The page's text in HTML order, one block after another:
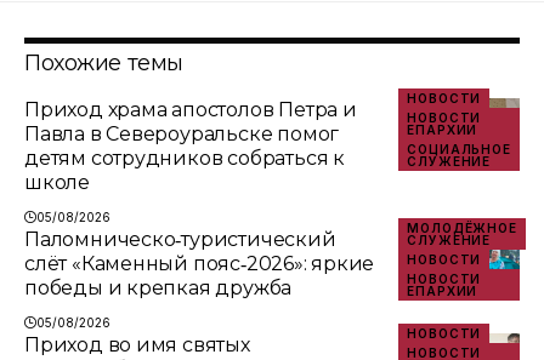
Похожие темы
НОВОСТИ
НОВОСТИ
ЕПАРХИИ
СОЦИАЛЬНОЕ
СЛУЖЕНИЕ
Приход храма апостолов Петра и
Павла в Североуральске помог
детям сотрудников собраться к
школе
05/08/2026
МОЛОДЁЖНОЕ
СЛУЖЕНИЕ
НОВОСТИ
НОВОСТИ
ЕПАРХИИ
Паломническо‑туристический
слёт «Каменный пояс‑2026»: яркие
победы и крепкая дружба
05/08/2026
НОВОСТИ
НОВОСТИ
Приход во имя святых